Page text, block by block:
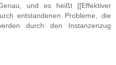
und es heißt [[Effektiver
entstandenen Probleme, die
durch den Instanzenzug